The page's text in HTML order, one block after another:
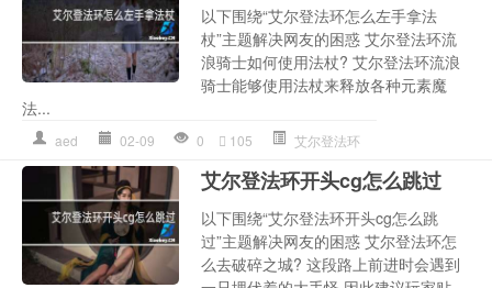
以下围绕“艾尔登法环怎么左手拿法
杖”主题解决网友的困惑 艾尔登法环流
浪骑士如何使用法杖? 艾尔登法环流浪
骑士能够使用法杖来释放各种元素魔
法...
aed 02-09 0 105 艾尔登法环
艾尔登法环开头cg怎么跳过
以下围绕“艾尔登法环开头cg怎么跳
过”主题解决网友的困惑 艾尔登法环怎
么去破碎之城? 这段路上前进时会遇到